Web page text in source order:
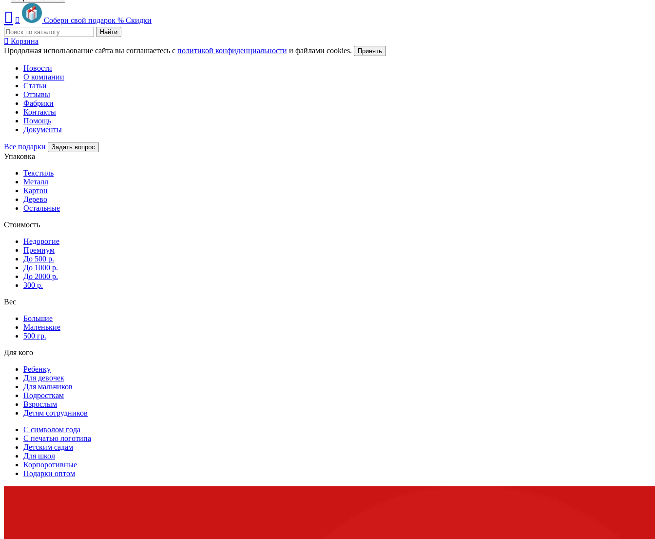
Собери свой подарок % Скидки
Найти
Корзина
Продолжая использование сайта вы соглашаетесь с политикой конфиденциальности и файлами cookies. Принять
Новости
О компании
Статьи
Отзывы
Фабрики
Контакты
Помощь
Документы
Все подарки Задать вопрос
Упаковка
Текстиль
Металл
Картон
Дерево
Остальные
Стоимость
Недорогие
Премиум
До 500 р.
До 1000 р.
До 2000 р.
300 р.
Вес
Большие
Маленькие
500 гр.
Для кого
Ребенку
Для девочек
Для мальчиков
Подросткам
Взрослым
Детям сотрудников
С символом года
С печатью логотипа
Детским садам
Для школ
Корпоротивные
Подарки оптом